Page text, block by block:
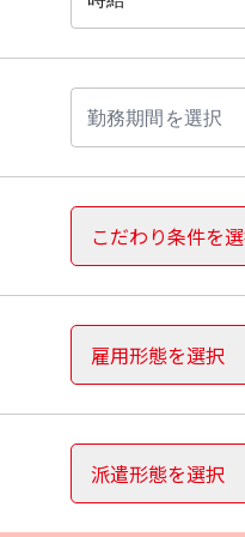
勤務期間を選択
こだわり条件を
雇用形態を選択
派遣形態を選択